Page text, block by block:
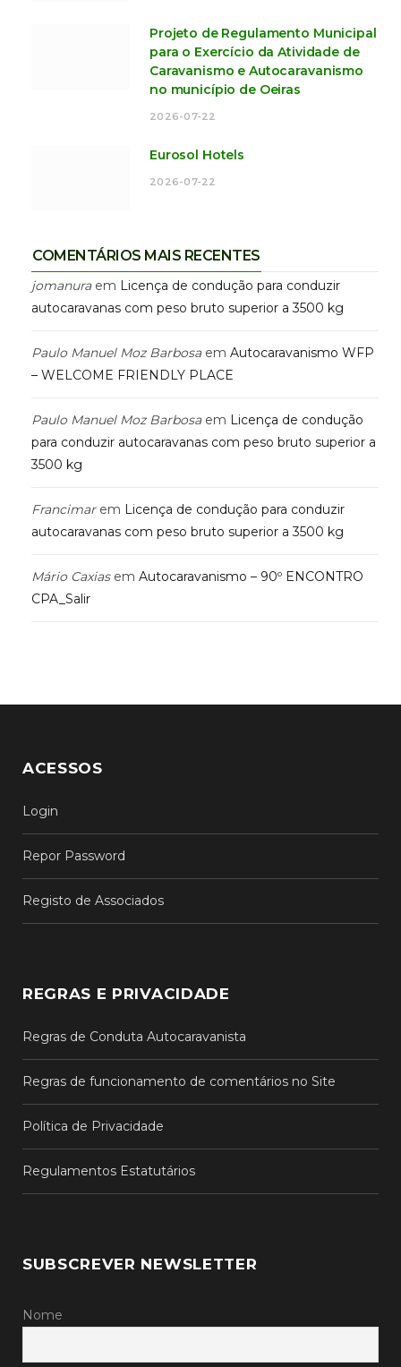
Projeto de Regulamento Municipal
para o Exercício da Atividade de
Caravanismo e Autocaravanismo
no município de Oeiras
2026-07-22
Eurosol Hotels
2026-07-22
COMENTÁRIOS MAIS RECENTES
jomanuraem Licença de condução para conduzir
autocaravanas com peso bruto superior a 3500 kg
Paulo Manuel Moz Barbosaem Autocaravanismo WFP
– WELCOME FRIENDLY PLACE
Paulo Manuel Moz Barbosaem Licença de condução
para conduzir autocaravanas com peso bruto superior a
3500 kg
Francimarem Licença de condução para conduzir
autocaravanas com peso bruto superior a 3500 kg
Mário Caxiasem Autocaravanismo – 90º ENCONTRO
CPA_Salir
ACESSOS
Login
Repor Password
Registo de Associados
REGRAS E PRIVACIDADE
Regras de Conduta Autocaravanista
Regras de funcionamento de comentários no Site
Política de Privacidade
Regulamentos Estatutários
SUBSCREVER NEWSLETTER
Nome